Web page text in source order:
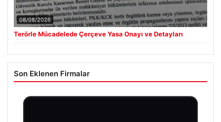
08/08/2026
Terörle Mücadelede Çerçeve Yasa Onayı ve Detayları
Son Eklenen Firmalar